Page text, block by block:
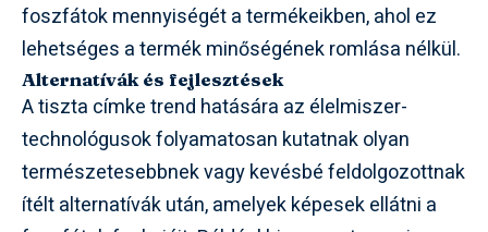
foszfátok mennyiségét a termékeikben, ahol ez
lehetséges a termék minőségének romlása nélkül.
Alternatívák és fejlesztések
A tiszta címke trend hatására az élelmiszer-
technológusok folyamatosan kutatnak olyan
természetesebbnek vagy kevésbé feldolgozottnak
ítélt alternatívák után, amelyek képesek ellátni a